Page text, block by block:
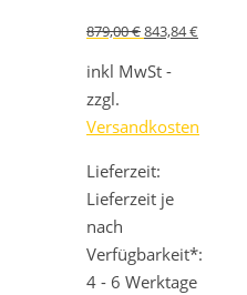
879,00€ Ursprünglicher
war:
843,84€Aktueller
inkl MwSt -
zzgl.
Versandkosten
Lieferzeit:
Lieferzeit je
nach
Verfügbarkeit*:
4 - 6 Werktage